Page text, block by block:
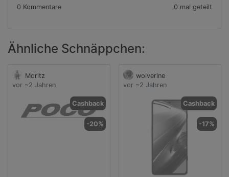
0 Kommentare 0 mal geteilt
Ähnliche Schnäppchen:
Moritz
vor ~2 Jahren
Cashback
-20%
wolverine
vor ~2 Jahren
Cashback
-17%